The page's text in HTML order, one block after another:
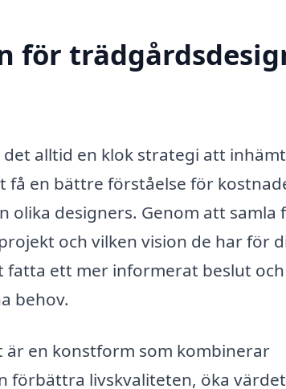
för
alltid en klok strategi att
en bättre förståelse för
designers. Genom att samla
och vilken vision de har för
ett mer informerat beslut och
behov.
en konstform som kombinerar
förbättra livskvaliteten, öka